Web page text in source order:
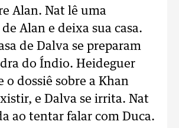
Alan. Nat lê uma
Alan e deixa sua casa.
de Dalva se preparam
do Índio. Heideguer
o dossiê sobre a Khan
e Dalva se irrita. Nat
ao tentar falar com Duca.